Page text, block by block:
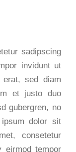
sadipscing
invidunt ut
erat, sed diam
et justo duo
gubergren, no
dolor sit
consetetur
eirmod tempor